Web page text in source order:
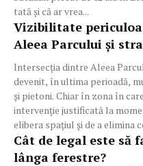
tată și că ar vrea...
Vizibilitate
Aleea Parcului și
Intersecția dintre Aleea
devenit, în ultima perioadă,
și pietoni. Chiar în zona în
intervenție justificată la
elibera spațiul și de a elimina
Cât de legal este să
lânga ferestre?